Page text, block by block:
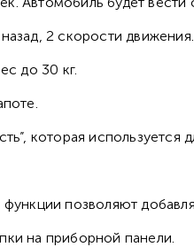
2 скорости движения.
до 30 кг.
которая
функции позволяют
на приборной панели.